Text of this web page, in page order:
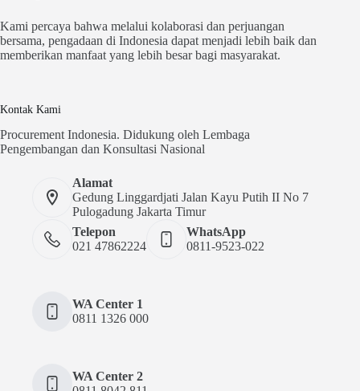
Kami percaya bahwa melalui kolaborasi dan perjuangan
bersama, pengadaan di Indonesia dapat menjadi lebih baik dan
memberikan manfaat yang lebih besar bagi masyarakat.
Kontak Kami
Procurement Indonesia. Didukung oleh Lembaga
Pengembangan dan Konsultasi Nasional
Alamat
Gedung Linggardjati Jalan Kayu Putih II No 7
Pulogadung Jakarta Timur
Telepon
021 47862224
WhatsApp
0811-9523-022
WA Center 1
0811 1326 000
WA Center 2